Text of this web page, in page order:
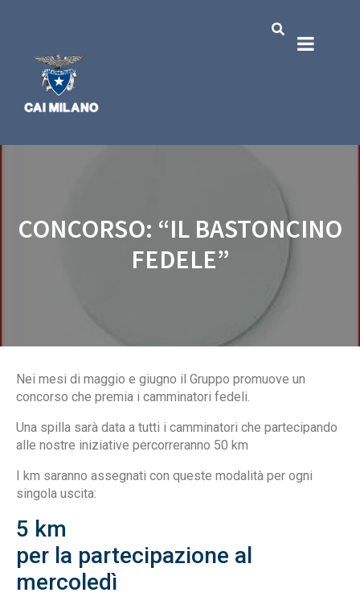
CONCORSO: “IL BASTONCINO
FEDELE”
Nei mesi di maggio e giugno il Gruppo promuove un
concorso che premia i camminatori fedeli.
Una spilla sarà data a tutti i camminatori che partecipando
alle nostre iniziative percorreranno 50 km
I km saranno assegnati con queste modalità per ogni
singola uscita:
5 km
per la partecipazione al
mercoledì